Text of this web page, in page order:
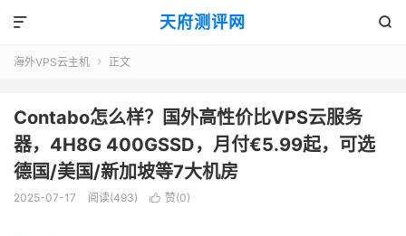
天府测评网 

海外VPS云主机  正文
Contabo怎么样？国外高性价比VPS云服务
器，4H8G 400GSSD，月付€5.99起，可选
德国/美国/新加坡等7大机房
2025-07-17 阅读(493)  赞(0)